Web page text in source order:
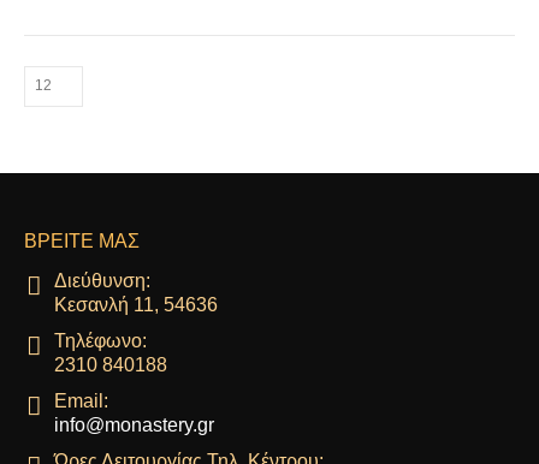
επιλεγούν
ΒΡΕΊΤΕ ΜΑΣ
Διεύθυνση:
Κεσανλή 11, 54636
Τηλέφωνο:
2310 840188
Email:
info@monastery.gr